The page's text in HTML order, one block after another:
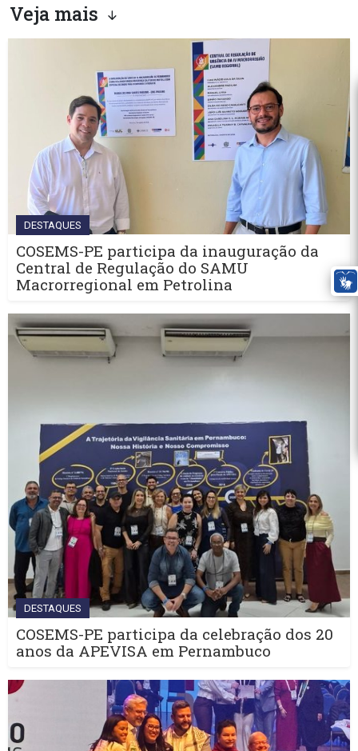
Veja mais
DESTAQUES
COSEMS-PE participa da inauguração da
Central de Regulação do SAMU
Macrorregional em Petrolina
DESTAQUES
COSEMS-PE participa da celebração dos 20
anos da APEVISA em Pernambuco